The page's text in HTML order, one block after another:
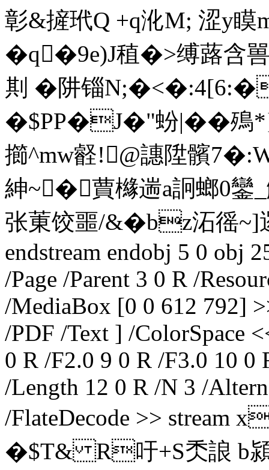
彰&摌玳Q +q沎M; 涩y瞙
�q�9e)J稙�>缚蕗含
剘 �阱锱
�$PP�J�"蚡|��殦
擳^mw壡!@譓陞髕
紳~ �蕒櫞遄a詗螂0鑾
张菄饺噩/&� bz沰徭
endstream endobj 5 0 obj
/Page /Parent 3 0 R /
/MediaBox [0 0 612 792]
/PDF /Text ] /ColorSpace
0 R /F2.0 9 0 R /F3.0 10 0
/Length 12 0 R /N 3 /
/FlateDecode >> stream
�$T& R吁+S秂誏 b